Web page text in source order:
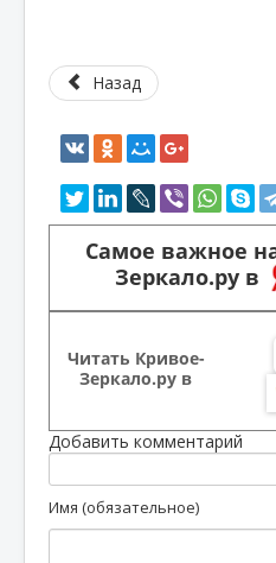
Назад
Самое важное
Зеркало.ру в
Читать Кривое-
Зеркало.ру в
Добавить комментарий
Имя (обязательное)